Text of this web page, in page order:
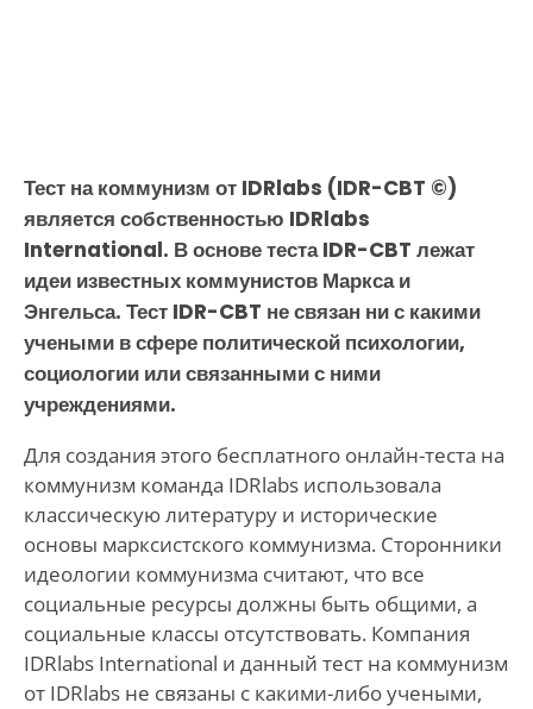
Тест на коммунизм от IDRlabs (IDR-CBT ©)
является собственностью IDRlabs
International. В основе теста IDR-CBT лежат
идеи известных коммунистов Маркса и
Энгельса. Тест IDR-CBT не связан ни с какими
учеными в сфере политической психологии,
социологии или связанными с ними
учреждениями.
Для создания этого бесплатного онлайн-теста на
коммунизм команда IDRlabs использовала
классическую литературу и исторические
основы марксистского коммунизма. Сторонники
идеологии коммунизма считают, что все
социальные ресурсы должны быть общими, а
социальные классы отсутствовать. Компания
IDRlabs International и данный тест на коммунизм
от IDRlabs не связаны с какими-либо учеными,